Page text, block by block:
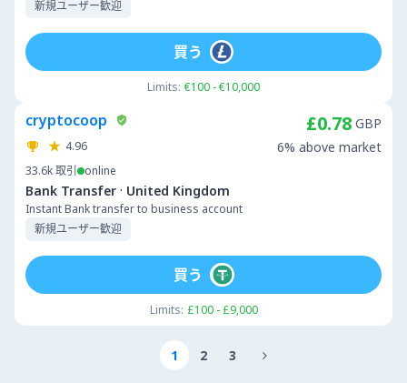
新規ユーザー歓迎
Limits: €100 - €10,000
買う
cryptocoop
4.96
33.6k取引 online
Bank Transfer · United Kingdom
Instant Bank transfer to business account
新規ユーザー歓迎
£0.78 GBP
6% above market
Limits: £100 - £9,000
買う
1 2 3 